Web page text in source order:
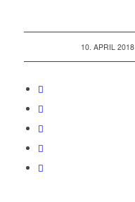
10. APRIL 2018
/